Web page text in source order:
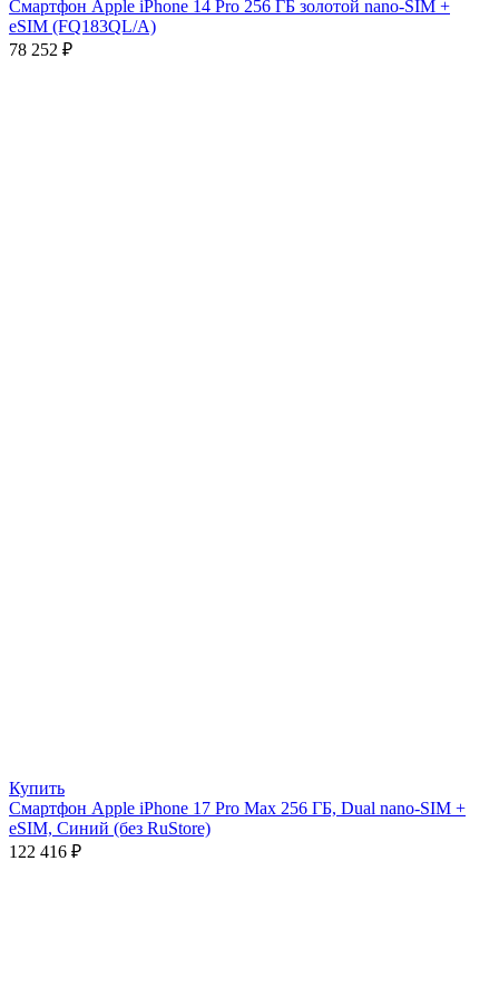
Смартфон Apple iPhone 14 Pro 256 ГБ золотой nano-SIM +
eSIM (FQ183QL/A)
78 252 ₽
Купить
Смартфон Apple iPhone 17 Pro Max 256 ГБ, Dual nano-SIM +
eSIM, Синий (без RuStore)
122 416 ₽